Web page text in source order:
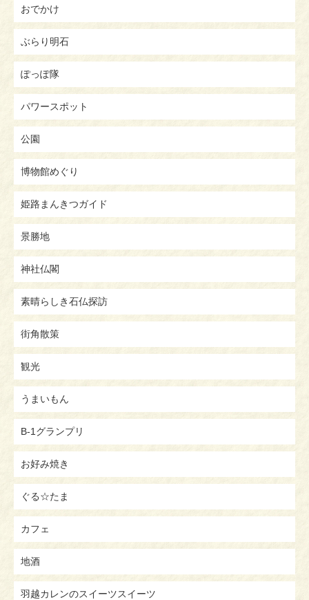
おでかけ
ぶらり明石
ぽっぽ隊
パワースポット
公園
博物館めぐり
姫路まんきつガイド
景勝地
神社仏閣
素晴らしき石仏探訪
街角散策
観光
うまいもん
B-1グランプリ
お好み焼き
ぐる☆たま
カフェ
地酒
羽越カレンのスイーツスイーツ